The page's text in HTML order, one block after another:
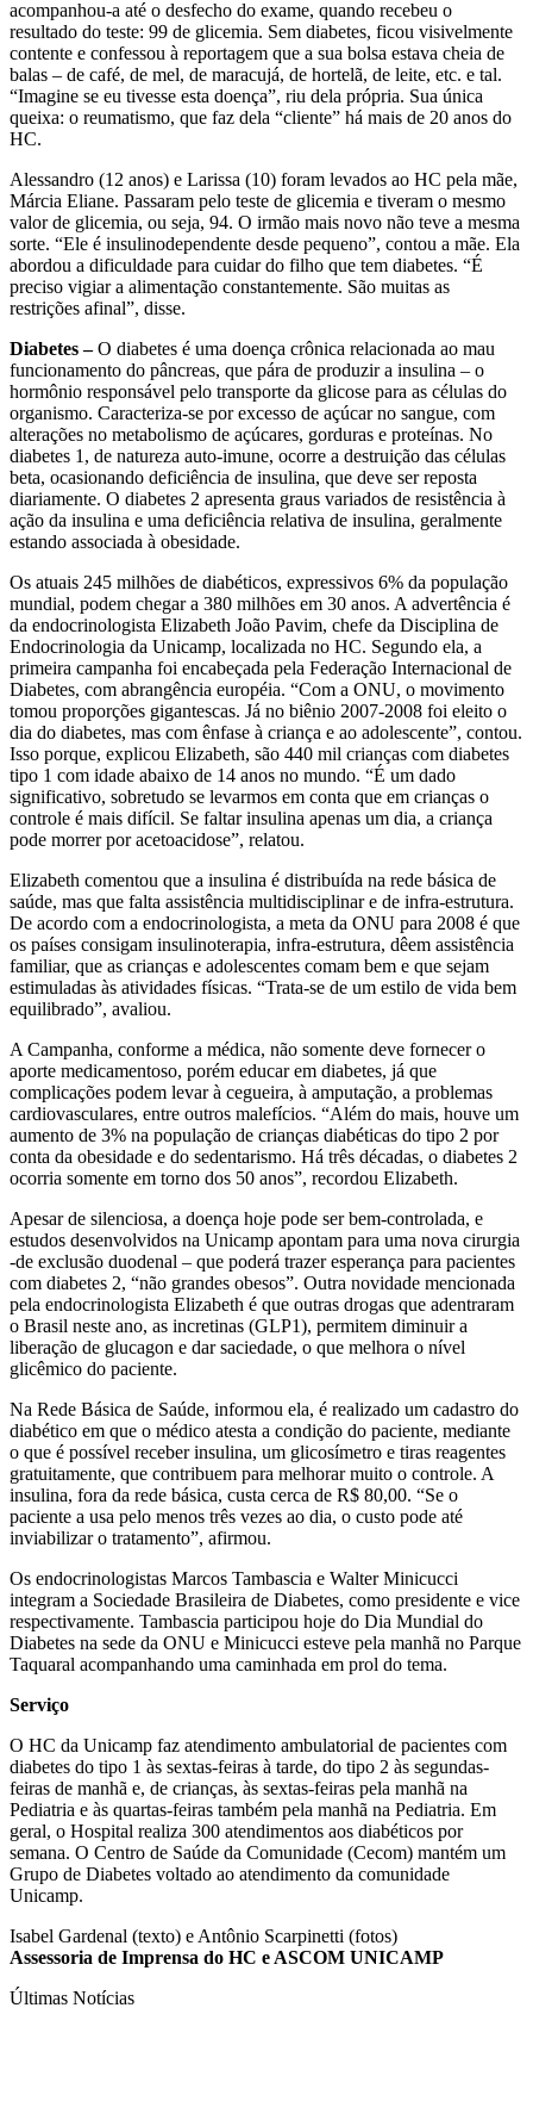
acompanhou-a até o desfecho do exame, quando recebeu o
resultado do teste: 99 de glicemia. Sem diabetes, ficou visivelmente
contente e confessou à reportagem que a sua bolsa estava cheia de
balas – de café, de mel, de maracujá, de hortelã, de leite, etc. e tal.
“Imagine se eu tivesse esta doença”, riu dela própria. Sua única
queixa: o reumatismo, que faz dela “cliente” há mais de 20 anos do
HC.
Alessandro (12 anos) e Larissa (10) foram levados ao HC pela mãe,
Márcia Eliane. Passaram pelo teste de glicemia e tiveram o mesmo
valor de glicemia, ou seja, 94. O irmão mais novo não teve a mesma
sorte. “Ele é insulinodependente desde pequeno”, contou a mãe. Ela
abordou a dificuldade para cuidar do filho que tem diabetes. “É
preciso vigiar a alimentação constantemente. São muitas as
restrições afinal”, disse.
Diabetes –O diabetes é uma doença crônica relacionada ao mau
funcionamento do pâncreas, que pára de produzir a insulina – o
hormônio responsável pelo transporte da glicose para as células do
organismo. Caracteriza-se por excesso de açúcar no sangue, com
alterações no metabolismo de açúcares, gorduras e proteínas. No
diabetes 1, de natureza auto-imune, ocorre a destruição das células
beta, ocasionando deficiência de insulina, que deve ser reposta
diariamente. O diabetes 2 apresenta graus variados de resistência à
ação da insulina e uma deficiência relativa de insulina, geralmente
estando associada à obesidade.
Os atuais 245 milhões de diabéticos, expressivos 6% da população
mundial, podem chegar a 380 milhões em 30 anos. A advertência é
da endocrinologista Elizabeth João Pavim, chefe da Disciplina de
Endocrinologia da Unicamp, localizada no HC. Segundo ela, a
primeira campanha foi encabeçada pela Federação Internacional de
Diabetes, com abrangência européia. “Com a ONU, o movimento
tomou proporções gigantescas. Já no biênio 2007-2008 foi eleito o
dia do diabetes, mas com ênfase à criança e ao adolescente”, contou.
Isso porque, explicou Elizabeth, são 440 mil crianças com diabetes
tipo 1 com idade abaixo de 14 anos no mundo. “É um dado
significativo, sobretudo se levarmos em conta que em crianças o
controle é mais difícil. Se faltar insulina apenas um dia, a criança
pode morrer por acetoacidose”, relatou.
Elizabeth comentou que a insulina é distribuída na rede básica de
saúde, mas que falta assistência multidisciplinar e de infra-estrutura.
De acordo com a endocrinologista, a meta da ONU para 2008 é que
os países consigam insulinoterapia, infra-estrutura, dêem assistência
familiar, que as crianças e adolescentes comam bem e que sejam
estimuladas às atividades físicas. “Trata-se de um estilo de vida bem
equilibrado”, avaliou.
A Campanha, conforme a médica, não somente deve fornecer o
aporte medicamentoso, porém educar em diabetes, já que
complicações podem levar à cegueira, à amputação, a problemas
cardiovasculares, entre outros malefícios. “Além do mais, houve um
aumento de 3% na população de crianças diabéticas do tipo 2 por
conta da obesidade e do sedentarismo. Há três décadas, o diabetes 2
ocorria somente em torno dos 50 anos”, recordou Elizabeth.
Apesar de silenciosa, a doença hoje pode ser bem-controlada, e
estudos desenvolvidos na Unicamp apontam para uma nova cirurgia
-de exclusão duodenal – que poderá trazer esperança para pacientes
com diabetes 2, “não grandes obesos”. Outra novidade mencionada
pela endocrinologista Elizabeth é que outras drogas que adentraram
o Brasil neste ano, as incretinas (GLP1), permitem diminuir a
liberação de glucagon e dar saciedade, o que melhora o nível
glicêmico do paciente.
Na Rede Básica de Saúde, informou ela, é realizado um cadastro do
diabético em que o médico atesta a condição do paciente, mediante
o que é possível receber insulina, um glicosímetro e tiras reagentes
gratuitamente, que contribuem para melhorar muito o controle. A
insulina, fora da rede básica, custa cerca de R$ 80,00. “Se o
paciente a usa pelo menos três vezes ao dia, o custo pode até
inviabilizar o tratamento”, afirmou.
Os endocrinologistas Marcos Tambascia e Walter Minicucci
integram a Sociedade Brasileira de Diabetes, como presidente e vice
respectivamente. Tambascia participou hoje do Dia Mundial do
Diabetes na sede da ONU e Minicucci esteve pela manhã no Parque
Taquaral acompanhando uma caminhada em prol do tema.
Serviço
O HC da Unicamp faz atendimento ambulatorial de pacientes com
diabetes do tipo 1 às sextas-feiras à tarde, do tipo 2 às segundas-
feiras de manhã e, de crianças, às sextas-feiras pela manhã na
Pediatria e às quartas-feiras também pela manhã na Pediatria. Em
geral, o Hospital realiza 300 atendimentos aos diabéticos por
semana. O Centro de Saúde da Comunidade (Cecom) mantém um
Grupo de Diabetes voltado ao atendimento da comunidade
Unicamp.
Isabel Gardenal (texto) e Antônio Scarpinetti (fotos)
Assessoria de Imprensa do HC e ASCOM UNICAMP
Últimas Notícias